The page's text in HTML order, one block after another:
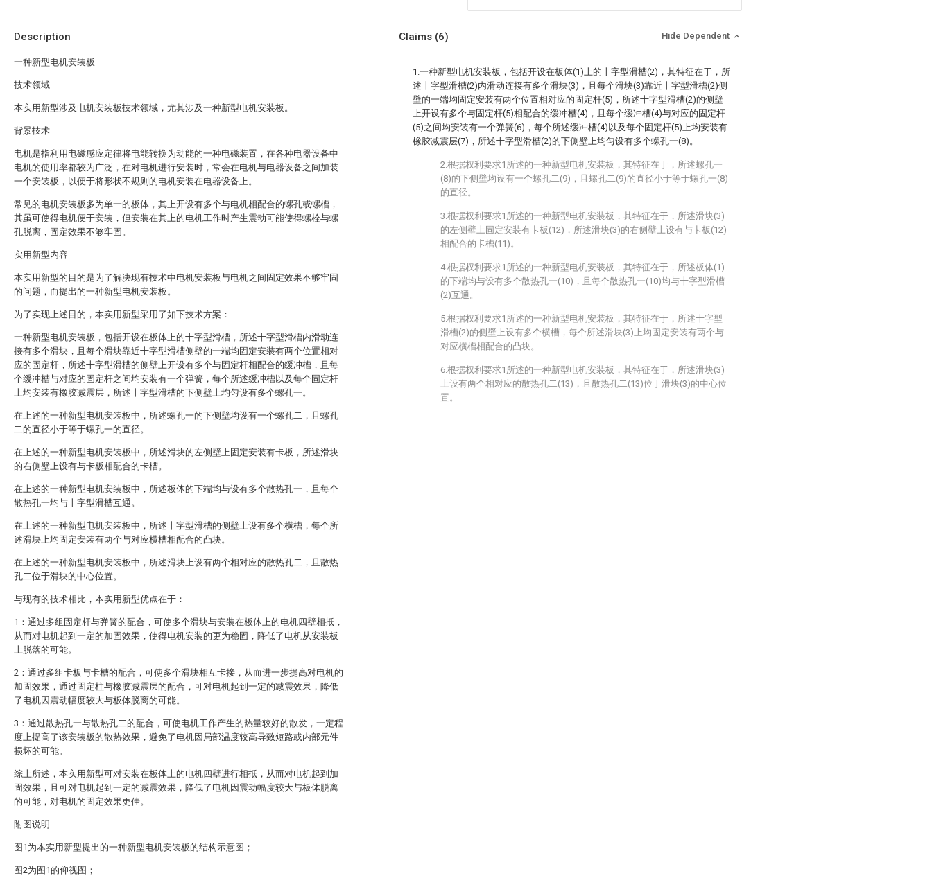
Description
一种新型电机安装板
技术领域
本实用新型涉及电机安装板技术领域，尤其涉及一种新型电机安装板。
背景技术
电机是指利用电磁感应定律将电能转换为动能的一种电磁装置，在各种电器设备中
电机的使用率都较为广泛，在对电机进行安装时，常会在电机与电器设备之间加装
一个安装板，以便于将形状不规则的电机安装在电器设备上。
常见的电机安装板多为单一的板体，其上开设有多个与电机相配合的螺孔或螺槽，
其虽可使得电机便于安装，但安装在其上的电机工作时产生震动可能使得螺栓与螺
孔脱离，固定效果不够牢固。
实用新型内容
本实用新型的目的是为了解决现有技术中电机安装板与电机之间固定效果不够牢固
的问题，而提出的一种新型电机安装板。
为了实现上述目的，本实用新型采用了如下技术方案：
一种新型电机安装板，包括开设在板体上的十字型滑槽，所述十字型滑槽内滑动连
接有多个滑块，且每个滑块靠近十字型滑槽侧壁的一端均固定安装有两个位置相对
应的固定杆，所述十字型滑槽的侧壁上开设有多个与固定杆相配合的缓冲槽，且每
个缓冲槽与对应的固定杆之间均安装有一个弹簧，每个所述缓冲槽以及每个固定杆
上均安装有橡胶减震层，所述十字型滑槽的下侧壁上均匀设有多个螺孔一。
在上述的一种新型电机安装板中，所述螺孔一的下侧壁均设有一个螺孔二，且螺孔
二的直径小于等于螺孔一的直径。
在上述的一种新型电机安装板中，所述滑块的左侧壁上固定安装有卡板，所述滑块
的右侧壁上设有与卡板相配合的卡槽。
在上述的一种新型电机安装板中，所述板体的下端均与设有多个散热孔一，且每个
散热孔一均与十字型滑槽互通。
在上述的一种新型电机安装板中，所述十字型滑槽的侧壁上设有多个横槽，每个所
述滑块上均固定安装有两个与对应横槽相配合的凸块。
在上述的一种新型电机安装板中，所述滑块上设有两个相对应的散热孔二，且散热
孔二位于滑块的中心位置。
与现有的技术相比，本实用新型优点在于：
1：通过多组固定杆与弹簧的配合，可使多个滑块与安装在板体上的电机四壁相抵，
从而对电机起到一定的加固效果，使得电机安装的更为稳固，降低了电机从安装板
上脱落的可能。
2：通过多组卡板与卡槽的配合，可使多个滑块相互卡接，从而进一步提高对电机的
加固效果，通过固定柱与橡胶减震层的配合，可对电机起到一定的减震效果，降低
了电机因震动幅度较大与板体脱离的可能。
3：通过散热孔一与散热孔二的配合，可使电机工作产生的热量较好的散发，一定程
度上提高了该安装板的散热效果，避免了电机因局部温度较高导致短路或内部元件
损坏的可能。
综上所述，本实用新型可对安装在板体上的电机四壁进行相抵，从而对电机起到加
固效果，且可对电机起到一定的减震效果，降低了电机因震动幅度较大与板体脱离
的可能，对电机的固定效果更佳。
附图说明
图1为本实用新型提出的一种新型电机安装板的结构示意图；
图2为图1的仰视图；
Claims (6) Hide Dependent
1.一种新型电机安装板，包括开设在板体(1)上的十字型滑槽(2)，其特征在于，所
述十字型滑槽(2)内滑动连接有多个滑块(3)，且每个滑块(3)靠近十字型滑槽(2)侧
壁的一端均固定安装有两个位置相对应的固定杆(5)，所述十字型滑槽(2)的侧壁
上开设有多个与固定杆(5)相配合的缓冲槽(4)，且每个缓冲槽(4)与对应的固定杆
(5)之间均安装有一个弹簧(6)，每个所述缓冲槽(4)以及每个固定杆(5)上均安装有
橡胶减震层(7)，所述十字型滑槽(2)的下侧壁上均匀设有多个螺孔一(8)。
2.根据权利要求1所述的一种新型电机安装板，其特征在于，所述螺孔一
(8)的下侧壁均设有一个螺孔二(9)，且螺孔二(9)的直径小于等于螺孔一(8)
的直径。
3.根据权利要求1所述的一种新型电机安装板，其特征在于，所述滑块(3)
的左侧壁上固定安装有卡板(12)，所述滑块(3)的右侧壁上设有与卡板(12)
相配合的卡槽(11)。
4.根据权利要求1所述的一种新型电机安装板，其特征在于，所述板体(1)
的下端均与设有多个散热孔一(10)，且每个散热孔一(10)均与十字型滑槽
(2)互通。
5.根据权利要求1所述的一种新型电机安装板，其特征在于，所述十字型
滑槽(2)的侧壁上设有多个横槽，每个所述滑块(3)上均固定安装有两个与
对应横槽相配合的凸块。
6.根据权利要求1所述的一种新型电机安装板，其特征在于，所述滑块(3)
上设有两个相对应的散热孔二(13)，且散热孔二(13)位于滑块(3)的中心位
置。